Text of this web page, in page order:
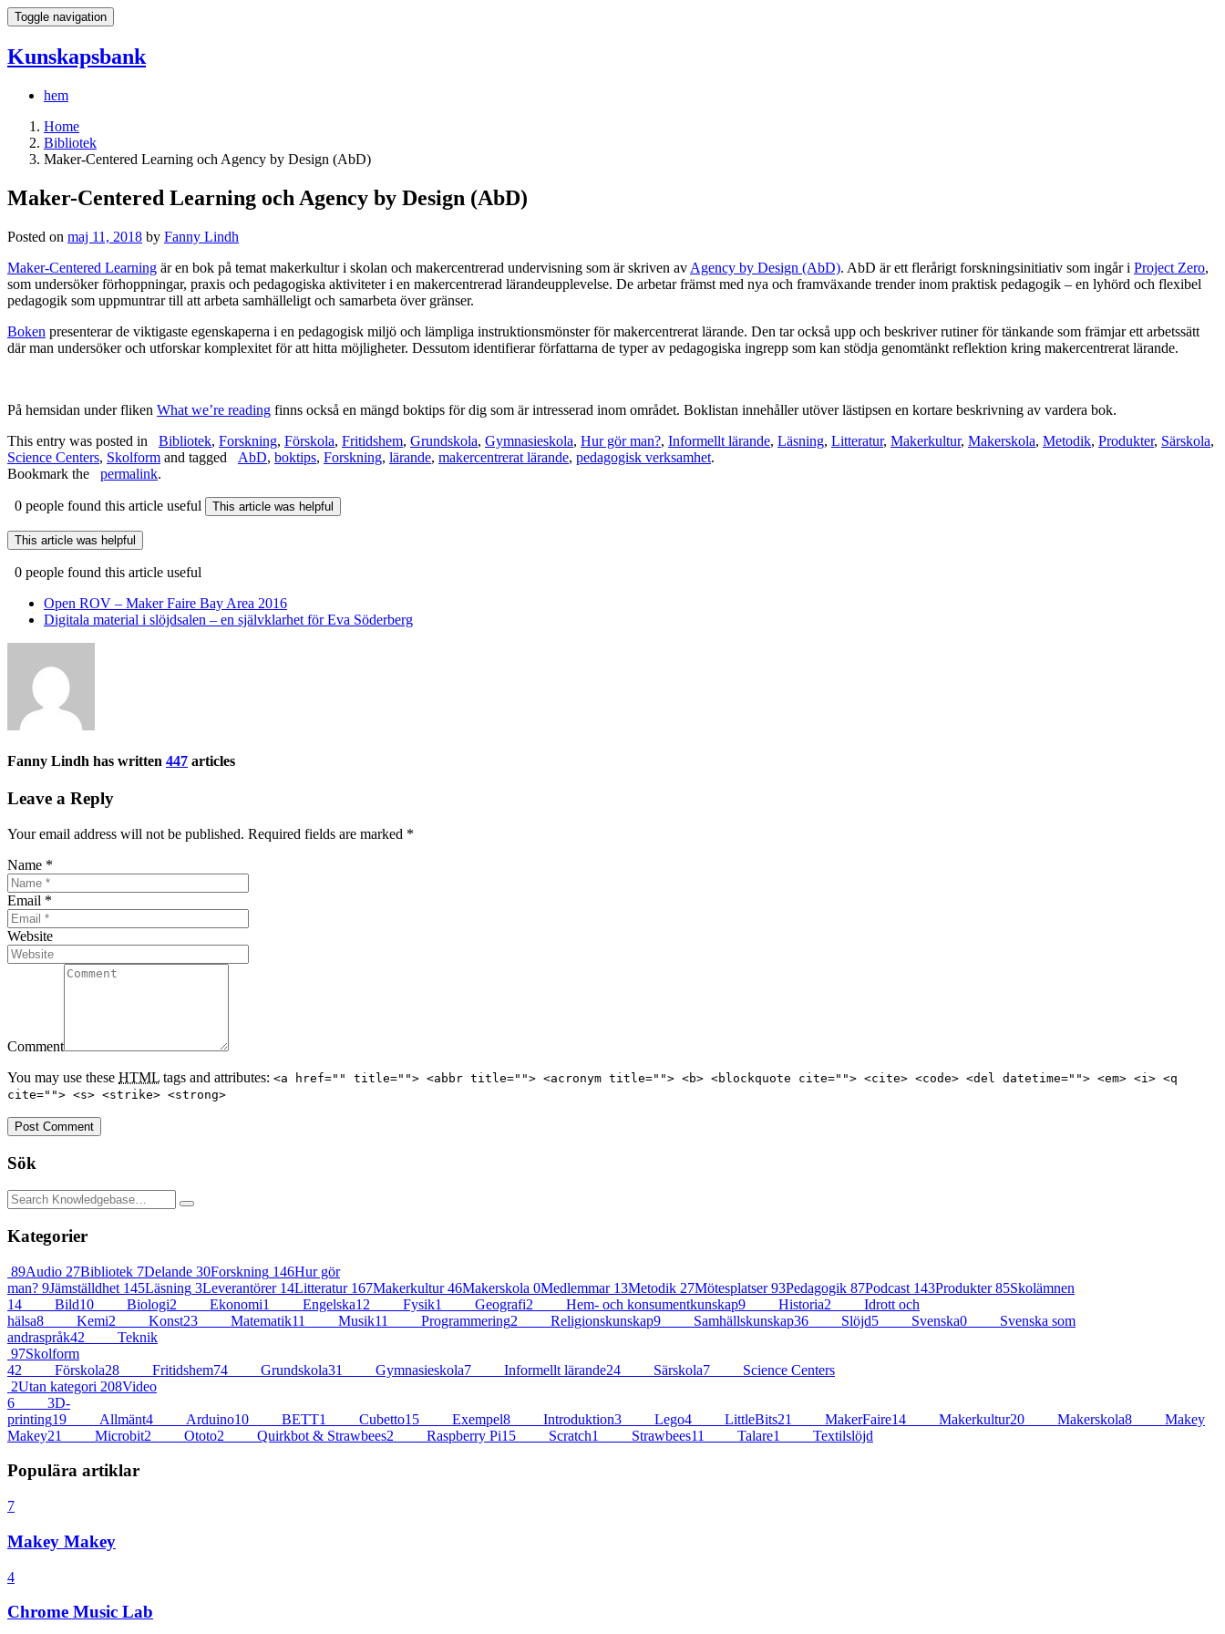
Toggle navigation
Kunskapsbank
hem
Home
Bibliotek
Maker-Centered Learning och Agency by Design (AbD)
Maker-Centered Learning och Agency by Design (AbD)
Posted on maj 11, 2018 by Fanny Lindh
Maker-Centered Learning är en bok på temat makerkultur i skolan och makercentrerad undervisning som är skriven av Agency by Design (AbD). AbD är ett flerårigt forskningsinitiativ som ingår i Project Zero,
som undersöker förhoppningar, praxis och pedagogiska aktiviteter i en makercentrerad lärandeupplevelse. De arbetar främst med nya och framväxande trender inom praktisk pedagogik – en lyhörd och flexibel
pedagogik som uppmuntrar till att arbeta samhälleligt och samarbeta över gränser.
Boken presenterar de viktigaste egenskaperna i en pedagogisk miljö och lämpliga instruktionsmönster för makercentrerat lärande. Den tar också upp och beskriver rutiner för tänkande som främjar ett arbetssätt
där man undersöker och utforskar komplexitet för att hitta möjligheter. Dessutom identifierar författarna de typer av pedagogiska ingrepp som kan stödja genomtänkt reflektion kring makercentrerat lärande.
På hemsidan under fliken What we’re reading finns också en mängd boktips för dig som är intresserad inom området. Boklistan innehåller utöver lästipsen en kortare beskrivning av vardera bok.
This entry was posted in
Bibliotek, Forskning, Förskola, Fritidshem, Grundskola, Gymnasieskola, Hur gör man?, Informellt lärande, Läsning, Litteratur, Makerkultur, Makerskola, Metodik, Produkter, Särskola,
Science Centers, Skolform and tagged AbD, boktips, Forskning, lärande, makercentrerat lärande, pedagogisk verksamhet.
Bookmark the
permalink.
0 people found this article useful This article was helpful
This article was helpful
0 people found this article useful
Post
navigation
Open ROV – Maker Faire Bay Area 2016
Digitala material i slöjdsalen – en självklarhet för Eva Söderberg
Fanny Lindh has written 447 articles
Leave a Reply
Your email address will not be published. Required fields are marked *
Name *
Email *
Website
Comment
You may use these HTML tags and attributes: <a href="" title=""> <abbr title=""> <acronym title=""> <b> <blockquote cite=""> <cite> <code> <del datetime=""> <em> <i> <q
cite=""> <s> <strike> <strong>
Post Comment
Sök
Kategorier
89Audio 27Bibliotek 7Delande 30Forskning 146Hur gör
man? 9Jämställdhet 145Läsning 3Leverantörer 14Litteratur 167Makerkultur 46Makerskola 0Medlemmar 13Metodik 27Mötesplatser 93Pedagogik 87Podcast 143Produkter 85Skolämnen
14
Bild10 Biologi2 Ekonomi1 Engelska12 Fysik1 Geografi2 Hem- och konsumentkunskap9 Historia2
Idrott och
hälsa8 Kemi2 Konst23 Matematik11 Musik11 Programmering2 Religionskunskap9 Samhällskunskap36 Slöjd5 Svenska0
Svenska som
andraspråk42
Teknik
97Skolform
42
Förskola28 Fritidshem74 Grundskola31 Gymnasieskola7 Informellt lärande24 Särskola7
Science Centers
2Utan kategori 208Video
6
3D-
printing19 Allmänt4 Arduino10 BETT1 Cubetto15 Exempel8 Introduktion3 Lego4 LittleBits21 MakerFaire14 Makerkultur20 Makerskola8
Makey
Makey21 Microbit2 Ototo2 Quirkbot & Strawbees2 Raspberry Pi15 Scratch1 Strawbees11 Talare1 Textilslöjd
Populära artiklar
7
Makey Makey
4
Chrome Music Lab